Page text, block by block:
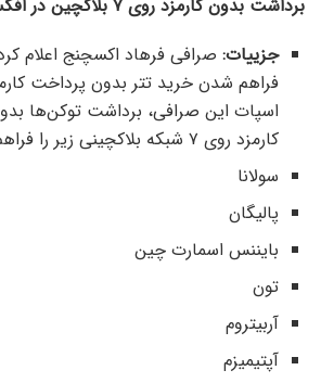
برداشت بدون کارمزد روی ۷ بلاکچین در افکس
جزییات: صرافی فرهاد اکسچنج اعلام
فراهم شدن خرید تتر بدون پرداخت
اسپات این صرافی، برداشت توکن‌ها
کارمزد روی ۷ شبکه بلاکچینی زیر را فراهم کرده است:
سولانا
پالیگان
بایننس اسمارت چین
تون
آربیتروم
آپتیمیزم